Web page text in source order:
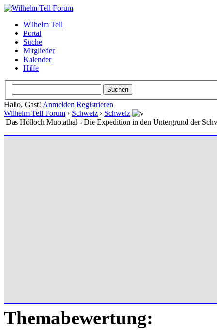
Wilhelm Tell
Portal
Suche
Mitglieder
Kalender
Hilfe
Hallo, Gast! Anmelden Registrieren
Wilhelm Tell Forum › Schweiz › Schweiz
Das Hölloch Muotathal - Die Expedition in den Untergrund der
Themabewertung: